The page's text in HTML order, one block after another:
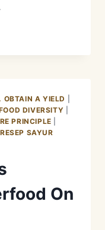
OBTAIN A YIELD
DIVERSITY
PRINCIPLE
RESEP SAYUR
On